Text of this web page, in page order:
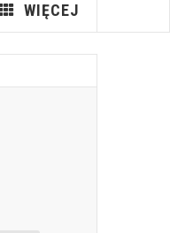
WIĘCEJ